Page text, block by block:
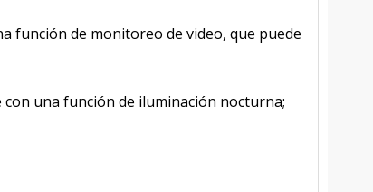
función de monitoreo de video, que puede
una función de iluminación nocturna;